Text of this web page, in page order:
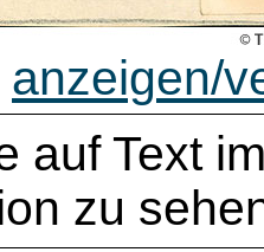
anzeigen/
auf Text
zu